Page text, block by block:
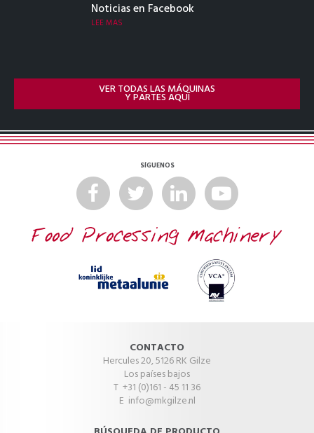
Noticias en Facebook
LEE MAS
VER TODAS LAS MÁQUINAS
Y PARTES AQUÍ
SÍGUENOS
CONTACTO
Hercules 20, 5126 RK Gilze
Los países bajos
T +31 (0)161 - 45 11 36
E info@mkgilze.nl